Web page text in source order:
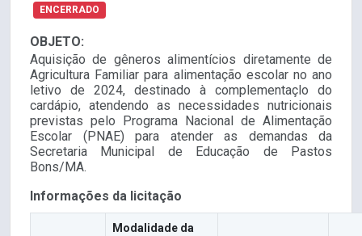
ENCERRADO
OBJETO:
Aquisição de gêneros alimentícios diretamente de
Agricultura Familiar para alimentação escolar no ano
letivo de 2024, destinado à complementaçlo do
cardápio, atendendo as necessidades nutricionais
previstas pelo Programa Nacional de Alimentação
Escolar (PNAE) para atender as demandas da
Secretaria Municipal de Educação de Pastos
Bons/MA.
Informações da licitação
Modalidade da